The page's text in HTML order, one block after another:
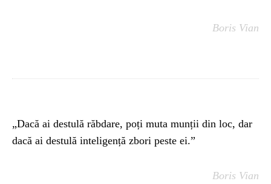
Boris Vian
„Dacă ai destulă răbdare, poți muta munții din loc, dar
dacă ai destulă inteligență zbori peste ei.”
Boris Vian